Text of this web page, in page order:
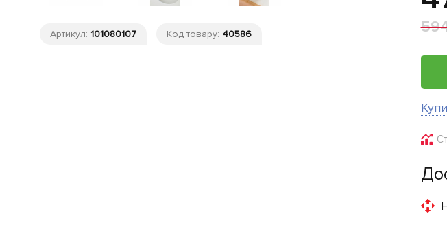
Артикул: 101080107 Код товару: 40586